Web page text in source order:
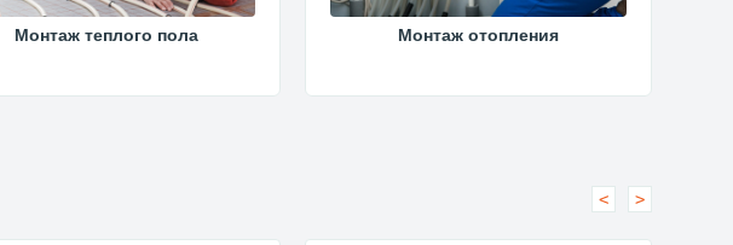
Монтаж теплого пола Монтаж отопления
< >